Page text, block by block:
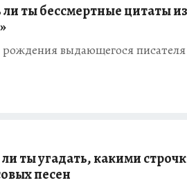
ты бессмертные цитаты из
рождения выдающегося писателя
ты угадать, какими
песен